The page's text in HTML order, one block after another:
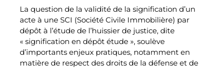
La question de la validité de la signification d’un
acte à une SCI (Société Civile Immobilière) par
dépôt à l’étude de l’huissier de justice, dite
« signification en dépôt étude », soulève
d’importants enjeux pratiques, notamment en
matière de respect des droits de la défense et de